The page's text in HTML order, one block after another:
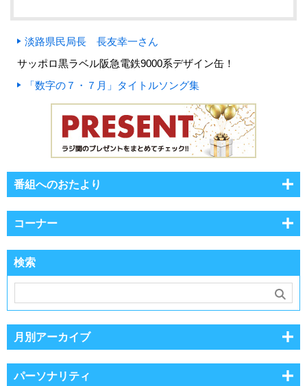
淡路県民局長 長友幸一さん
サッポロ黒ラベル阪急電鉄9000系デザイン缶！
「数字の７・７月」タイトルソング集
番組へのおたより
コーナー
検索
月別アーカイブ
パーソナリティ